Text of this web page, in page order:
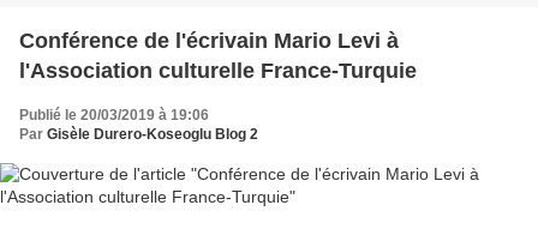
Conférence de l'écrivain Mario Levi à
l'Association culturelle France-Turquie
Publié le 20/03/2019 à 19:06
Par Gisèle Durero-Koseoglu Blog 2